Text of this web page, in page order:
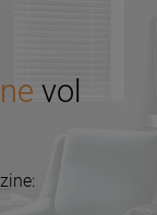
vol